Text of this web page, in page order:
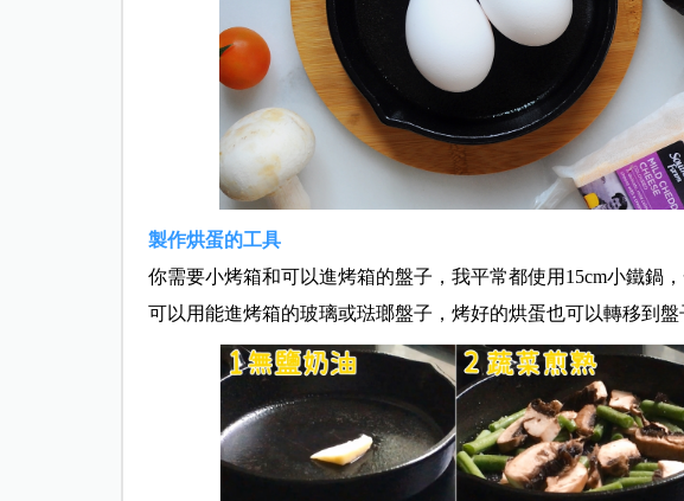
製作烘蛋的工具
你需要小烤箱和可以進烤箱的盤子，我平常都使用15cm小鐵鍋
可以用能進烤箱的玻璃或琺瑯盤子，烤好的烘蛋也可以轉移到盤